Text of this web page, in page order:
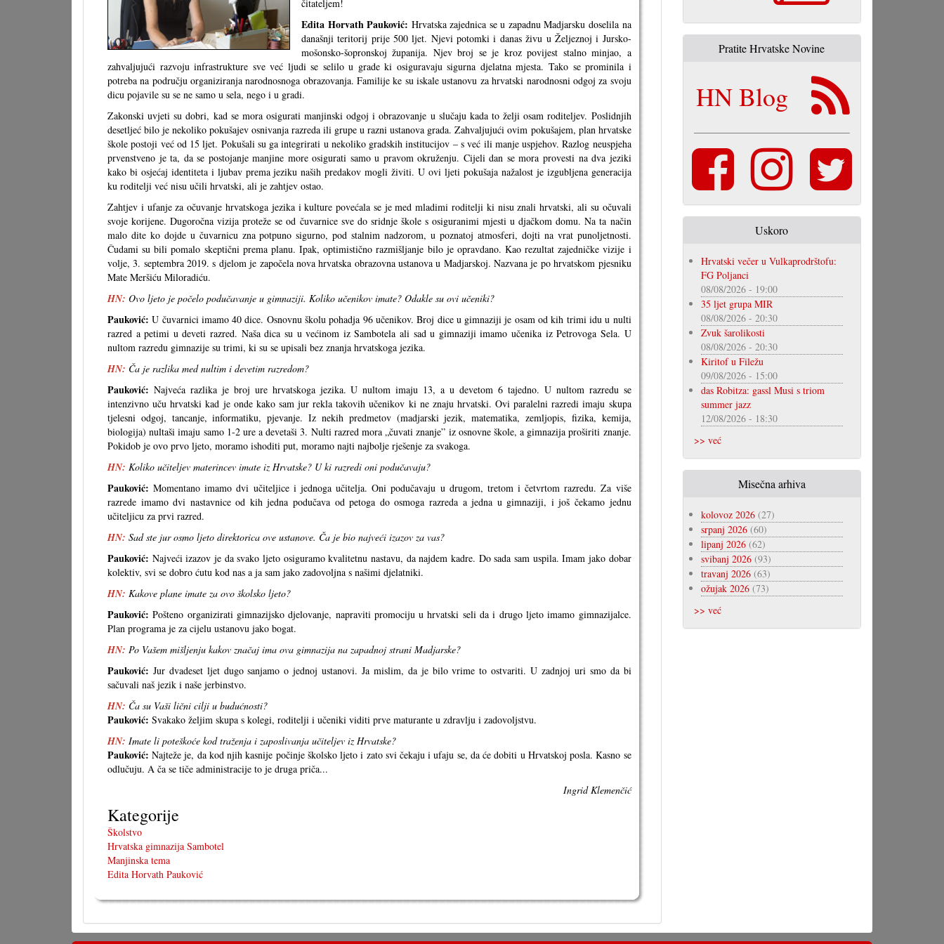
čitateljem!
Edita Horvath Pauković: Hrvatska zajednica se u zapadnu Madjarsku doselila na
današnji teritorij prije 500 ljet. Njevi potomki i danas živu u Željeznoj i Jursko-
mošonsko-šopronskoj županija. Njev broj se je kroz povijest stalno minjao, a
zahvaljujući razvoju infrastrukture sve već ljudi se selilo u grade ki osiguravaju sigurna djelatna mjesta. Tako se prominila i
potreba na području organiziranja narodnosnoga obrazovanja. Familije ke su iskale ustanovu za hrvatski narodnosni odgoj za svoju
dicu pojavile su se ne samo u sela, nego i u gradi.
Zakonski uvjeti su dobri, kad se mora osigurati manjinski odgoj i obrazovanje u slučaju kada to želji osam roditeljev. Poslidnjih
desetljeć bilo je nekoliko pokušajev osnivanja razreda ili grupe u razni ustanova grada. Zahvaljujući ovim pokušajem, plan hrvatske
škole postoji već od 15 ljet. Pokušali su ga integrirati u nekoliko gradskih institucijov – s već ili manje uspjehov. Razlog neuspjeha
prvenstveno je ta, da se postojanje manjine more osigurati samo u pravom okruženju. Cijeli dan se mora provesti na dva jeziki
kako bi osjećaj identiteta i ljubav prema jeziku naših predakov mogli živiti. U ovi ljeti pokušaja nažalost je izgubljena generacija
ku roditelji već nisu učili hrvatski, ali je zahtjev ostao.
Zahtjev i ufanje za očuvanje hrvatskoga jezika i kulture povećala se je med mladimi roditelji ki nisu znali hrvatski, ali su očuvali
svoje korijene. Dugoročna vizija proteže se od čuvarnice sve do sridnje škole s osiguranimi mjesti u djačkom domu. Na ta način
malo dite ko dojde u čuvarnicu zna potpuno sigurno, pod stalnim nadzorom, u poznatoj atmosferi, dojti na vrat punoljetnosti.
Čudami su bili pomalo skeptični prema planu. Ipak, optimistično razmišljanje bilo je opravdano. Kao rezultat zajedničke vizije i
volje, 3. septembra 2019. s djelom je započela nova hrvatska obrazovna ustanova u Madjarskoj. Nazvana je po hrvatskom pjesniku
Mate Meršiću Miloradiću.
HN: Ovo ljeto je počelo podučavanje u gimnaziji. Koliko učenikov imate? Odakle su ovi učeniki?
Pauković: U čuvarnici imamo 40 dice. Osnovnu školu pohadja 96 učenikov. Broj dice u gimnaziji je osam od kih trimi idu u nulti
razred a petimi u deveti razred. Naša dica su u većinom iz Sambotela ali sad u gimnaziji imamo učenika iz Petrovoga Sela. U
nultom razredu gimnazije su trimi, ki su se upisali bez znanja hrvatskoga jezika.
HN: Ča je razlika med nultim i devetim razredom?
Pauković: Najveća razlika je broj ure hrvatskoga jezika. U nultom imaju 13, a u devetom 6 tajedno. U nultom razredu se
intenzivno uču hrvatski kad je onde kako sam jur rekla takovih učenikov ki ne znaju hrvatski. Ovi paralelni razredi imaju skupa
tjelesni odgoj, tancanje, informatiku, pjevanje. Iz nekih predmetov (madjarski jezik, matematika, zemljopis, fizika, kemija,
biologija) nultaši imaju samo 1-2 ure a devetaši 3. Nulti razred mora „čuvati znanje” iz osnovne škole, a gimnazija proširiti znanje.
Pokidob je ovo prvo ljeto, moramo ishoditi put, moramo najti najbolje rješenje za svakoga.
HN: Koliko učiteljev materincev imate iz Hrvatske? U ki razredi oni podučavaju?
Pauković:Momentano imamo dvi učiteljice i jednoga učitelja. Oni podučavaju u drugom, tretom i četvrtom razredu. Za više
razrede imamo dvi nastavnice od kih jedna podučava od petoga do osmoga razreda a jedna u gimnaziji, i još čekamo jednu
učiteljicu za prvi razred.
HN: Sad ste jur osmo ljeto direktorica ove ustanove. Ča je bio najveći izazov za vas?
Pauković: Najveći izazov je da svako ljeto osiguramo kvalitetnu nastavu, da najdem kadre. Do sada sam uspila. Imam jako dobar
kolektiv, svi se dobro ćutu kod nas a ja sam jako zadovoljna s našimi djelatniki.
HN: Kakove plane imate za ovo školsko ljeto?
Pauković: Pošteno organizirati gimnazijsko djelovanje, napraviti promociju u hrvatski seli da i drugo ljeto imamo gimnazijalce.
Plan programa je za cijelu ustanovu jako bogat.
HN: Po Vašem mišljenju kakov značaj ima ova gimnazija na zapadnoj strani Madjarske?
Pauković: Jur dvadeset ljet dugo sanjamo o jednoj ustanovi. Ja mislim, da je bilo vrime to ostvariti. U zadnjoj uri smo da bi
sačuvali naš jezik i naše jerbinstvo.
HN: Ča su Vaši lični cilji u budućnosti?
Pauković: Svakako željim skupa s kolegi, roditelji i učeniki viditi prve maturante u zdravlju i zadovoljstvu.
HN: Imate li poteškoće kod traženja i zaposlivanja učiteljev iz Hrvatske?
Pauković:Najteže je, da kod njih kasnije počinje školsko ljeto i zato svi čekaju i ufaju se, da će dobiti u Hrvatskoj posla. Kasno se
odlučuju. A ča se tiče administracije to je druga priča...
Ingrid Klemenčić
Kategorije
Školstvo
Hrvatska gimnazija Sambotel
Manjinska tema
Edita Horvath Pauković
Pratite Hrvatske Novine
HN Blog
Uskoro
Hrvatski večer u Vulkaprodrštofu:
FG Poljanci
08/08/2026 - 19:00
35 ljet grupa MIR
08/08/2026 - 20:30
Zvuk šarolikosti
08/08/2026 - 20:30
Kiritof u Filežu
09/08/2026 - 15:00
das Robitza: gassl Musi s triom
summer jazz
12/08/2026 - 18:30
>> već
Misečna arhiva
kolovoz 2026(27)
srpanj 2026(60)
lipanj 2026(62)
svibanj 2026(93)
travanj 2026(63)
ožujak 2026(73)
>> već